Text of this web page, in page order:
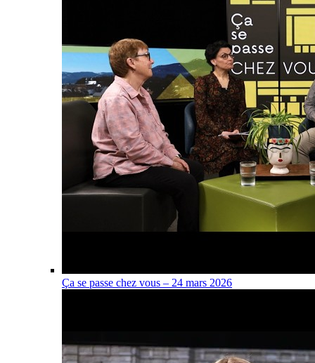
Ça se passe chez vous – 24 mars 2026